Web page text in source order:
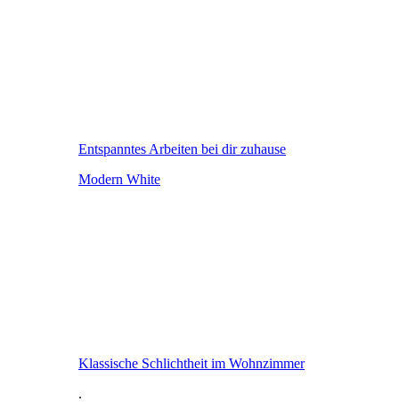
Entspanntes Arbeiten bei dir zuhause
Modern White
Klassische Schlichtheit im Wohnzimmer
.